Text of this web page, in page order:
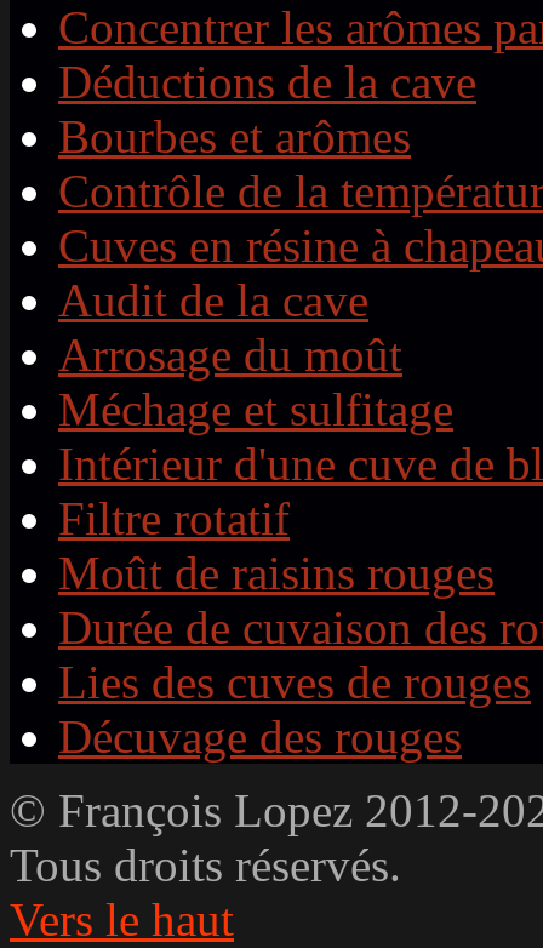
Concentrer les arômes
Déductions de la cave
Bourbes et arômes
Contrôle de la
Cuves en résine à
Audit de la cave
Arrosage du moût
Méchage et sulfitage
Intérieur d'une cuve de
Filtre rotatif
Moût de raisins rouges
Durée de cuvaison des
Lies des cuves de rouges
Décuvage des rouges
© François Lopez 2012-
Tous droits réservés.
Vers le haut